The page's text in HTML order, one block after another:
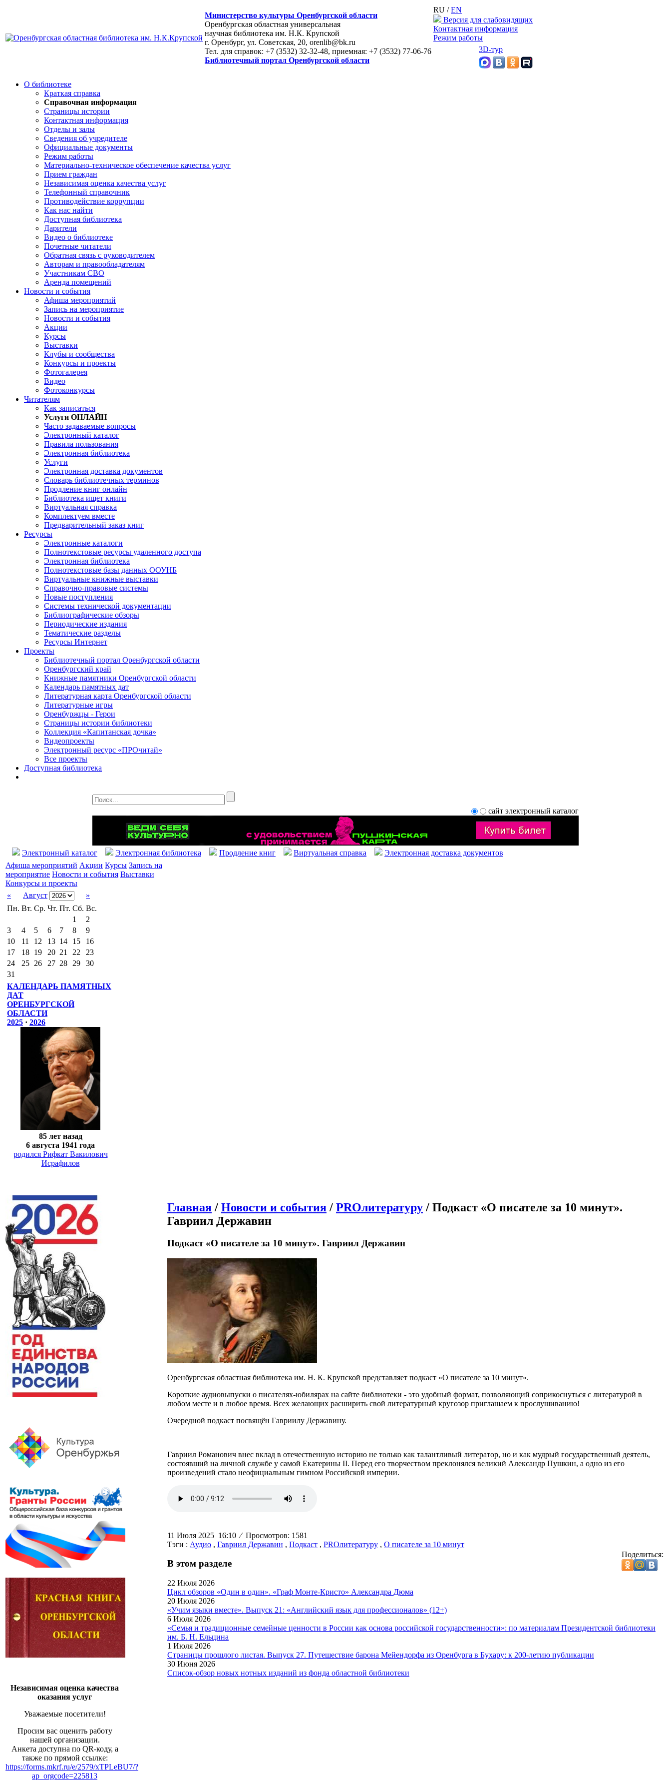
Министерство культуры Оренбургской области
Оренбургская областная универсальная
научная библиотека им. Н.К. Крупской
г. Оренбург, ул. Советская, 20, orenlib@bk.ru
Тел. для справок: +7 (3532) 32-32-48, приемная: +7 (3532) 77-06-76
Библиотечный портал Оренбургской области
RU /EN
Версия для слабовидящих
Контактная информация
Режим работы
3D-тур
О библиотеке
Краткая справка
Справочная информация
Страницы истории
Контактная информация
Отделы и залы
Сведения об учредителе
Официальные документы
Режим работы
Материально-техническое обеспечение качества услуг
Прием граждан
Независимая оценка качества услуг
Телефонный справочник
Противодействие коррупции
Как нас найти
Доступная библиотека
Дарители
Видео о библиотеке
Почетные читатели
Обратная связь с руководителем
Авторам и правообладателям
Участникам СВО
Аренда помещений
Новости и события
Афиша мероприятий
Запись на мероприятие
Новости и события
Акции
Курсы
Выставки
Клубы и сообщества
Конкурсы и проекты
Фотогалерея
Видео
Фотоконкурсы
Читателям
Как записаться
Услуги ОНЛАЙН
Часто задаваемые вопросы
Электронный каталог
Правила пользования
Электронная библиотека
Услуги
Электронная доставка документов
Словарь библиотечных терминов
Продление книг онлайн
Библиотека ищет книги
Виртуальная справка
Комплектуем вместе
Предварительный заказ книг
Ресурсы
Электронные каталоги
Полнотекстовые ресурсы удаленного доступа
Электронная библиотека
Полнотекстовые базы данных ООУНБ
Виртуальные книжные выставки
Справочно-правовые системы
Новые поступления
Cистемы технической документации
Библиографические обзоры
Периодические издания
Тематические разделы
Ресурсы Интернет
Проекты
Библиотечный портал Оренбургской области
Оренбургский край
Книжные памятники Оренбургской области
Календарь памятных дат
Литературная карта Оренбургской области
Литературные игры
Оренбуржцы - Герои
Страницы истории библиотеки
Коллекция «Капитанская дочка»
Видеопроекты
Электронный ресурс «ПРОчитай»
Все проекты
Доступная библиотека
сайт электронный каталог
Электронный каталог Электронная библиотека Продление книг Виртуальная справка
Электронная доставка документов
Афиша мероприятий Акции Курсы Запись на
мероприятие Новости и события Выставки
Конкурсы и проекты
«
Август
»
Пн. Вт. Ср. Чт. Пт. Сб. Вс.
1
2
3
4 5 6 7 8
9
10
11 12 13 14 15
16
17
18 19 20 21 22
23
24
25 26 27 28 29
30
31
КАЛЕНДАРЬ ПАМЯТНЫХ
ДАТ
ОРЕНБУРГСКОЙ
ОБЛАСТИ
2025 · 2026
85 лет назад
6 августа 1941 года
родился Рифкат Вакилович
Исрафилов
Независимая оценка качества
оказания услуг
Уважаемые посетители!
Просим вас оценить работу
нашей организации.
Анкета доступна по QR-коду, а
также по прямой ссылке:
https://forms.mkrf.ru/e/2579/xTPLeBU7/?
ap_orgcode=225813
Главная / Новости и события / PROлитературу / Подкаст «О писателе за 10 минут».
Гавриил Державин
Подкаст «О писателе за 10 минут». Гавриил Державин
Оренбургская областная библиотека им. Н. К. Крупской представляет подкаст «О писателе за 10 минут».
Короткие аудиовыпуски о писателях-юбилярах на сайте библиотеки - это удобный формат, позволяющий соприкоснуться с литературой в
любом месте и в любое время. Всех желающих расширить свой литературный кругозор приглашаем к прослушиванию!
Очередной подкаст посвящён Гавриилу Державину.
Гавриил Романович внес вклад в отечественную историю не только как талантливый литератор, но и как мудрый государственный деятель,
состоявший на личной службе у самой Екатерины II. Перед его творчеством преклонялся великий Александр Пушкин, а одно из его
произведений стало неофициальным гимном Российской империи.
11 Июля 2025 16:10⁄Просмотров: 1581
Тэги : Аудио , Гавриил Державин , Подкаст , PROлитературу , О писателе за 10 минут
Поделиться:
В этом разделе
22 Июля 2026
Цикл обзоров «Один в один». «Граф Монте-Кристо» Александра Дюма
20 Июля 2026
«Учим языки вместе». Выпуск 21: «Английский язык для профессионалов» (12+)
6 Июля 2026
«Семья и традиционные семейные ценности в России как основа российской государственности»: по материалам Президентской библиотеки
им. Б. Н. Ельцина
1 Июля 2026
Страницы прошлого листая. Выпуск 27. Путешествие барона Мейендорфа из Оренбурга в Бухару: к 200-летию публикации
30 Июня 2026
Список-обзор новых нотных изданий из фонда областной библиотеки